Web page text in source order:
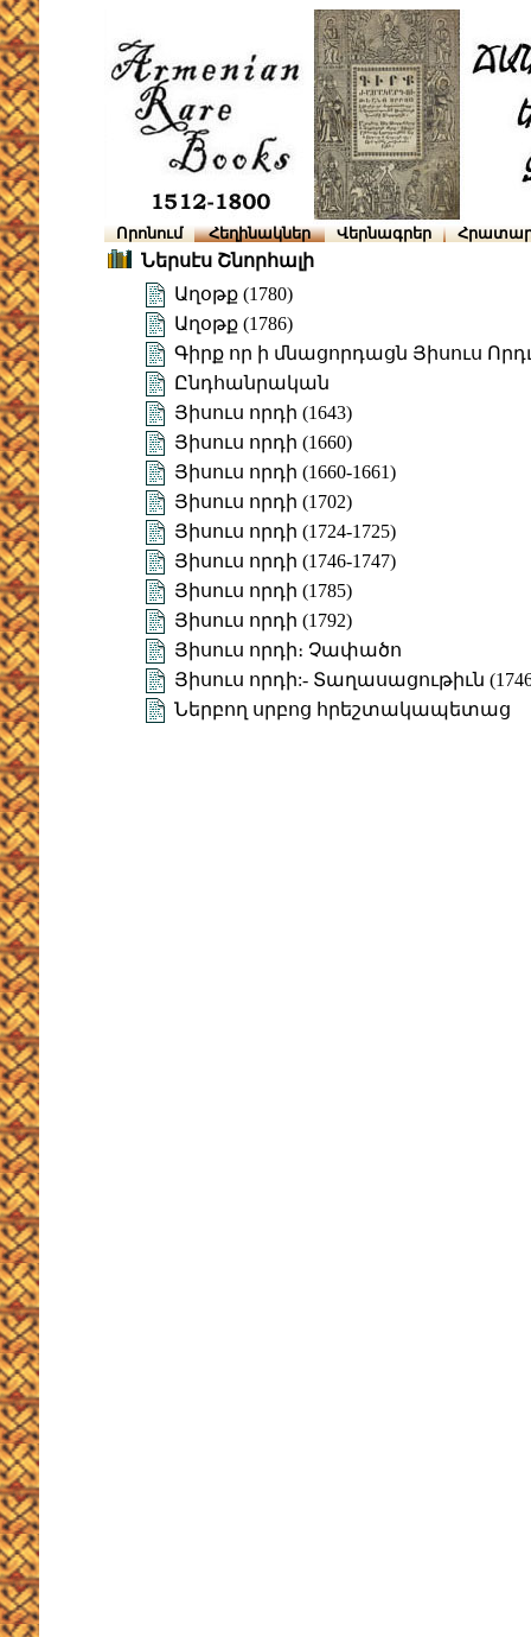
Որոնում Հեղինակներ Վերնագրեր
Ներսէս Շնորհալի
Աղօթք (1780)
Աղօթք (1786)
Գիրք որ ի մնացորդացն Յիսուս
Ընդհանրական
Յիսուս որդի (1643)
Յիսուս որդի (1660)
Յիսուս որդի (1660-1661)
Յիսուս որդի (1702)
Յիսուս որդի (1724-1725)
Յիսուս որդի (1746-1747)
Յիսուս որդի (1785)
Յիսուս որդի (1792)
Յիսուս որդի։ Չափածո
Յիսուս որդի:- Տաղասացութիւն
Ներբող սրբոց հրեշտակապետաց